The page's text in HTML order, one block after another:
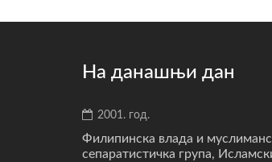
На данашњи дан
2001. год.
Филипинска влада и
сепаратистичка група,